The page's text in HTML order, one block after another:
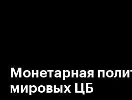
Монетарная
мировых ЦБ